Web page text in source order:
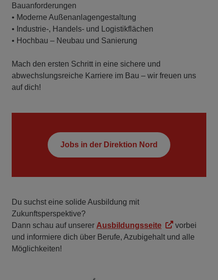
Bauanforderungen
• Moderne Außenanlagengestaltung
• Industrie-, Handels- und Logistikflächen
• Hochbau – Neubau und Sanierung
Mach den ersten Schritt in eine sichere und
abwechslungsreiche Karriere im Bau – wir freuen uns
auf dich!
Jobs in der Direktion Nord
Du suchst eine solide Ausbildung mit
Zukunftsperspektive?
Dann schau auf unserer Ausbildungsseite
vorbei
und informiere dich über Berufe, Azubigehalt und alle
Möglichkeiten!